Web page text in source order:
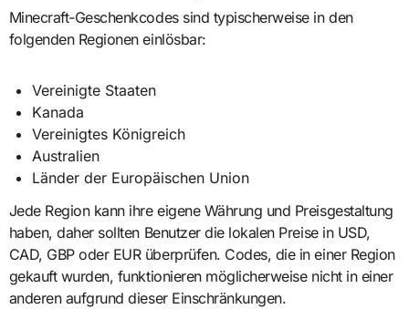
Minecraft-Geschenkcodes sind typischerweise in den
folgenden Regionen einlösbar:
Vereinigte Staaten
Kanada
Vereinigtes Königreich
Australien
Länder der Europäischen Union
Jede Region kann ihre eigene Währung und Preisgestaltung
haben, daher sollten Benutzer die lokalen Preise in USD,
CAD, GBP oder EUR überprüfen. Codes, die in einer Region
gekauft wurden, funktionieren möglicherweise nicht in einer
anderen aufgrund dieser Einschränkungen.